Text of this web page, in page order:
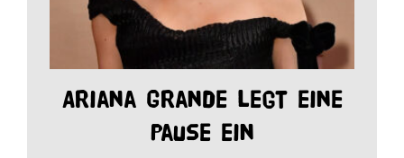
Ariana Grande legt eine
Pause ein